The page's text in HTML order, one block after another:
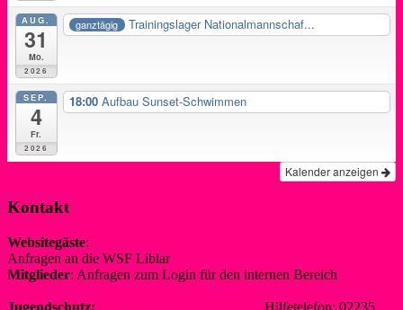
AUG.
31
Mo.
2026
ganztägig Trainingslager Nationalmannschaf...
SEP.
4
Fr.
2026
18:00 Aufbau Sunset-Schwimmen
Kalender anzeigen
Kontakt
Websitegäste:
Anfragen an die WSF Liblar
Mitglieder: Anfragen zum Login für den internen Bereich
Jugendschutz:
Hilfetelefon: 02235